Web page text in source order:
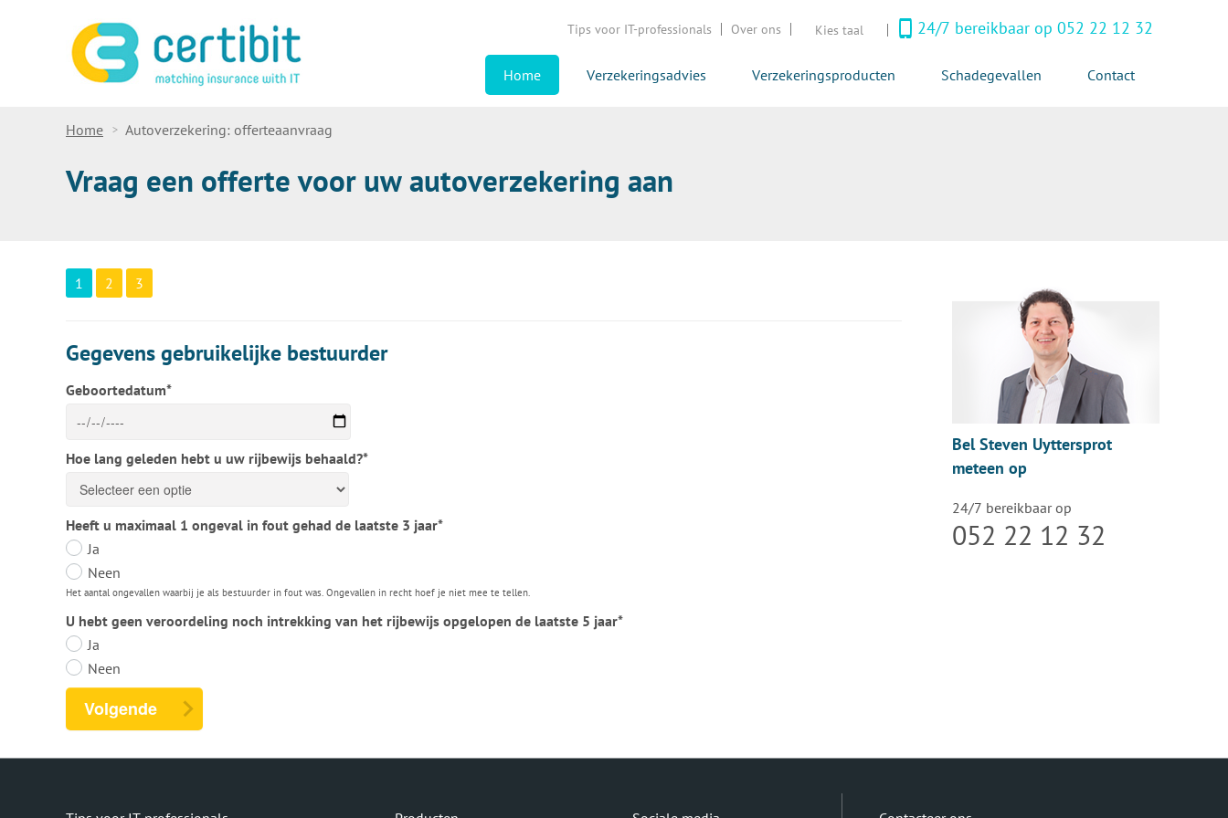
Tips voor IT-professionals Over ons Kies taal 24/7 bereikbaar op 052 22 12 32
Home Verzekeringsadvies Verzekeringsproducten Schadegevallen Contact
Home Autoverzekering: offerteaanvraag
Vraag een offerte voor uw autoverzekering aan
Bel Steven Uyttersprot
meteen op
24/7 bereikbaar op
052 22 12 32
1 2 3
Gegevens gebruikelijke bestuurder
Geboortedatum*
Hoe lang geleden hebt u uw rijbewijs behaald?*
Heeft u maximaal 1 ongeval in fout gehad de laatste 3 jaar*
Ja
Neen
Het aantal ongevallen waarbij je als bestuurder in fout was. Ongevallen in recht hoef je niet mee te tellen.
U hebt geen veroordeling noch intrekking van het rijbewijs opgelopen de laatste 5 jaar*
Ja
Neen
Volgende